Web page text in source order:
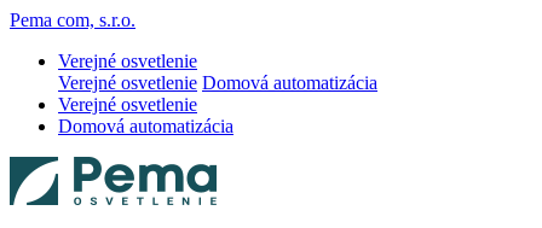
Pema com, s.r.o.
Verejné osvetlenie
Verejné osvetlenie Domová automatizácia
Verejné osvetlenie
Domová automatizácia